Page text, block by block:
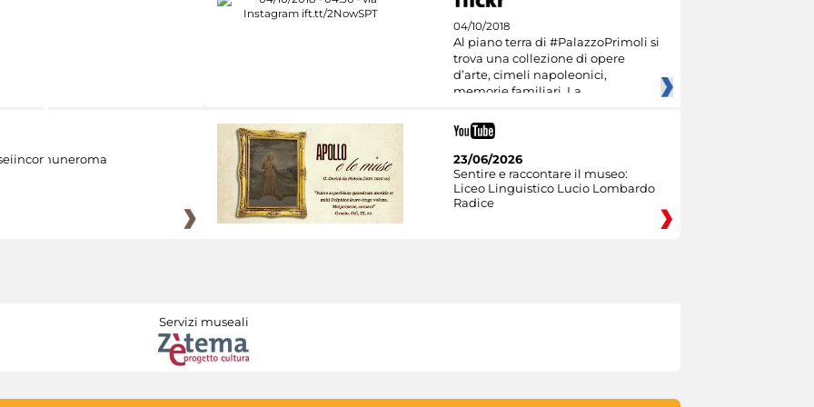
04/10/2018
Al piano terra di #PalazzoPrimoli si
trova una collezione di opere
d’arte, cimeli napoleonici,
memorie familiari. La
23/06/2026
Sentire e raccontare il museo:
Liceo Linguistico Lucio Lombardo
Radice
Servizi museali